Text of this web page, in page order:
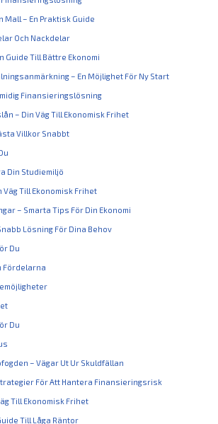
Mall – En Praktisk Guide
Och Nackdelar
Guide Till Bättre Ekonomi
– En Möjlighet För Ny Start
Finansieringslösning
– Din Väg Till Ekonomisk Frihet
Villkor Snabbt
Din Studiemiljö
Till Ekonomisk Frihet
– Smarta Tips För Din Ekonomi
Lösning För Dina Behov
Du
Fördelarna
Du
– Vägar Ut Ur Skuldfällan
För Att Hantera Finansieringsrisk
Till Ekonomisk Frihet
Till Låga Räntor